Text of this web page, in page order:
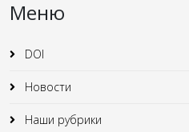
Меню
DOI
Новости
Наши рубрики